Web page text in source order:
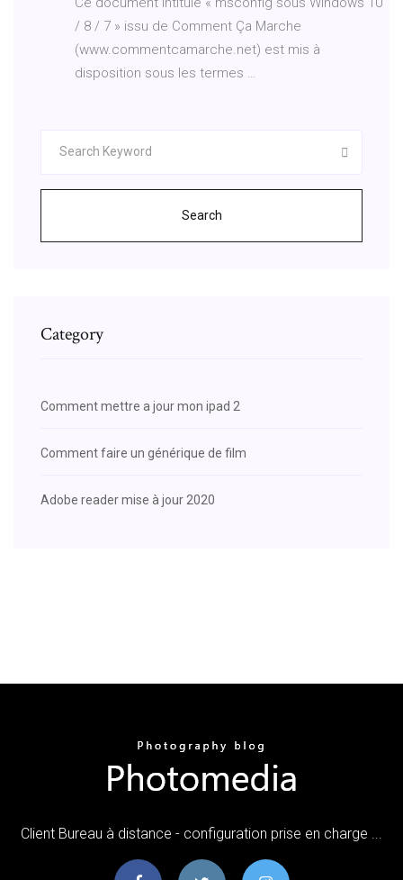
/ 8 / 7 » issu de Comment Ça Marche
(www.commentcamarche.net) est mis à
disposition sous les termes …
Search
Category
Comment mettre a jour mon ipad 2
Comment faire un générique de film
Adobe reader mise à jour 2020
Client Bureau à distance - configuration prise en charge ...